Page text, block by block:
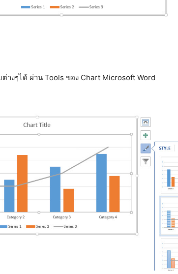
างๆได้ ผ่าน Tools ของ Chart Microsoft Word